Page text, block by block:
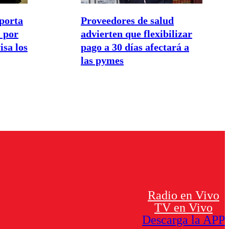
por
los
Proveedores de salud
advierten que flexibilizar
pago a 30 días afectará a
las pymes
Radio en Vivo
TV en Vivo
Descarga la APP